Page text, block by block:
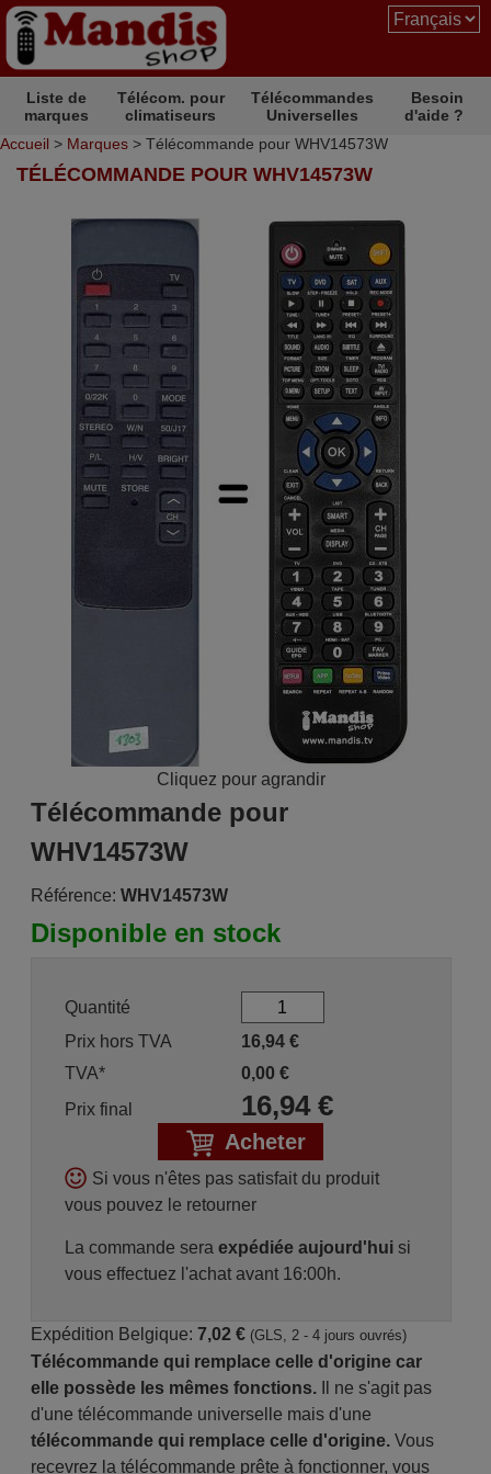
Liste de
marques
Télécom. pour
climatiseurs
Télécommandes
Universelles
Besoin
d'aide ?
Accueil > Marques > Télécommande pour WHV14573W
TÉLÉCOMMANDE POUR WHV14573W
Cliquez pour agrandir
Télécommande pour
WHV14573W
Référence: WHV14573W
Disponible en stock
Quantité
Prix hors TVA
16,94€
TVA*
0,00 €
Prix final
16,94€
Acheter
Si vous n'êtes pas satisfait du produit
vous pouvez le retourner
La commande sera expédiée aujourd'huisi
vous effectuez l'achat avant 16:00h.
Expédition Belgique: 7,02 € (GLS, 2 - 4 jours ouvrés)
Télécommande qui remplace celle d'origine car
elle possède les mêmes fonctions.Il ne s'agit pas
d'une télécommande universelle mais d'une
télécommande qui remplace celle d'origine.Vous
recevrez la télécommande prête à fonctionner, vous